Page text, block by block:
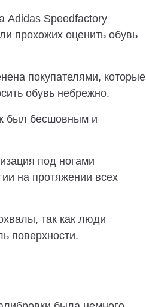
Adidas Speedfactory
прохожих оценить обувь
покупателями, которые
обувь небрежно.
был бесшовным и
под ногами
на протяжении всех
так как люди
поверхности.